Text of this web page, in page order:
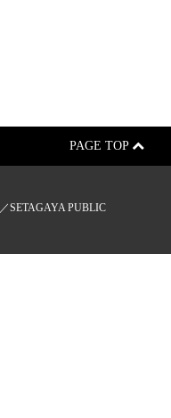
PAGE TOP
SETAGAYA PUBLIC